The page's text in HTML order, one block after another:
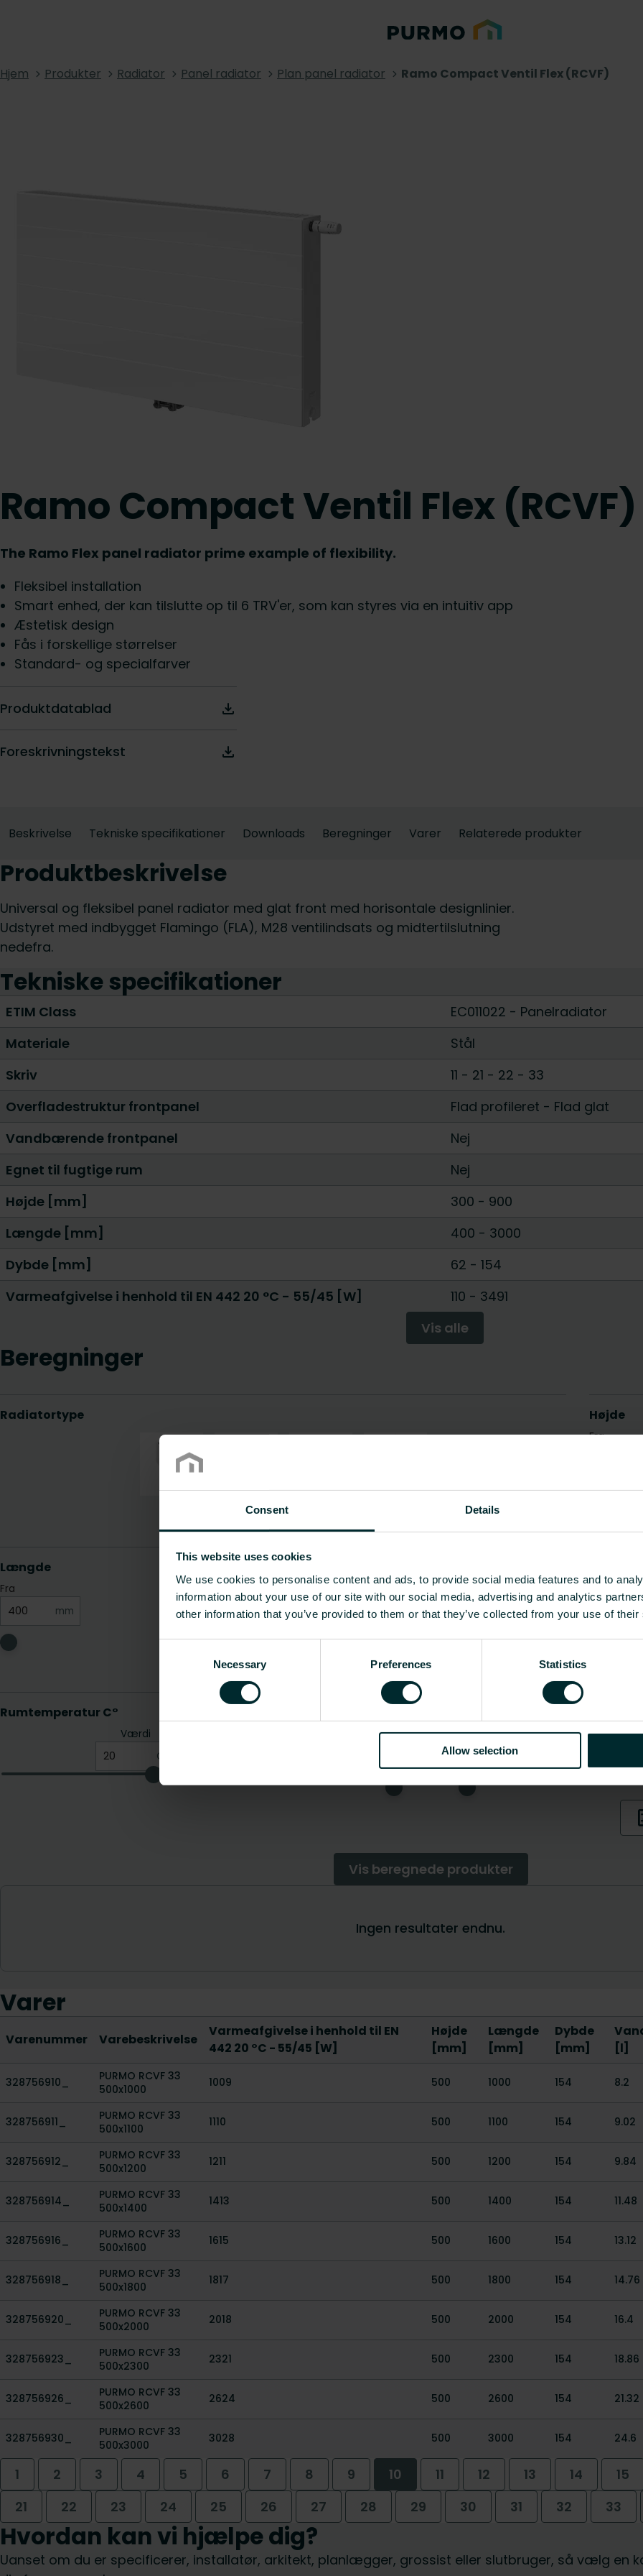
Consent Details
This website uses cookies
We use cookies to personalise content and ads, to provide social media features and to
information about your use of our site with our social media, advertising and analytics
other information that you’ve provided to them or that they’ve collected from your use of
Necessary Preferences Statistics
Allow selection
Hjem Produkter Radiator Panel radiator Plan panel radiator Ramo Compact Ventil Flex (RCVF)
Ramo Compact Ventil Flex (RCVF)
The Ramo Flex panel radiator prime example of flexibility.
Fleksibel installation
Smart enhed, der kan tilslutte op til 6 TRV'er, som kan styres via en intuitiv app
Æstetisk design
Fås i forskellige størrelser
Standard- og specialfarver
Produktdatablad
Foreskrivningstekst
Beskrivelse Tekniske specifikationer Downloads Beregninger Varer Relaterede produkter
Produktbeskrivelse
Universal og fleksibel panel radiator med glat front med horisontale designlinier.
Udstyret med indbygget Flamingo (FLA), M28 ventilindsats og midtertilslutning
nedefra.
Tekniske specifikationer
ETIM Class
EC011022 - Panelradiator
Materiale
Stål
Skriv
11 - 21 - 22 - 33
Overfladestruktur frontpanel
Flad profileret - Flad glat
Vandbærende frontpanel
Nej
Egnet til fugtige rum
Nej
Højde [mm]
300 - 900
Længde [mm]
400 - 3000
Dybde [mm]
62 - 154
Varmeafgivelse i henhold til EN 442 20 °C - 55/45 [W]
110 - 3491
Vis alle
Beregninger
Varer
Varenummer Varebeskrivelse
Varmeafgivelse i henhold til EN
442 20 °C - 55/45 [W]
Højde
[mm]
Længde
[mm]
Dybde
[mm]
[l]
328756910_
PURMO RCVF 33
500x1000
1009 500 1000 154 8.2
328756911_
PURMO RCVF 33
500x1100
1110 500 1100 154 9.02
328756912_
PURMO RCVF 33
500x1200
1211 500 1200 154 9.84
328756914_
PURMO RCVF 33
500x1400
1413 500 1400 154 11.48
328756916_
PURMO RCVF 33
500x1600
1615 500 1600 154 13.12
328756918_
PURMO RCVF 33
500x1800
1817 500 1800 154 14.76
328756920_
PURMO RCVF 33
500x2000
2018 500 2000 154 16.4
328756923_
PURMO RCVF 33
500x2300
2321 500 2300 154 18.86
328756926_
PURMO RCVF 33
500x2600
2624 500 2600 154 21.32
328756930_
PURMO RCVF 33
500x3000
3028 500 3000 154 24.6
1 2 3 4 5 6 7 8 9 10 11 12 13 14 15
21
22 23 24 25 26 27 28 29 30 31 32 33
Hvordan kan vi hjælpe dig?
Uanset om du er specificerer, installatør, arkitekt, planlægger, grossist eller slutbruger, så vælg en